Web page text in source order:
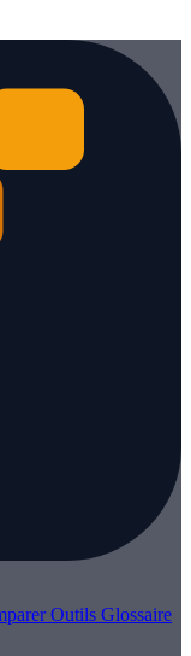
Outils Glossaire